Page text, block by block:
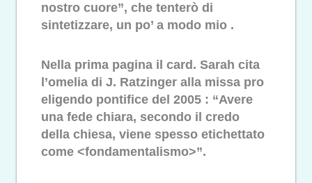
nostro cuore”, che tenterò di
sintetizzare, un po’ a modo mio .
Nella prima pagina il card. Sarah cita
l’omelia di J. Ratzinger alla missa pro
eligendo pontifice del 2005 : “Avere
una fede chiara, secondo il credo
della chiesa, viene spesso etichettato
come <fondamentalismo>”.